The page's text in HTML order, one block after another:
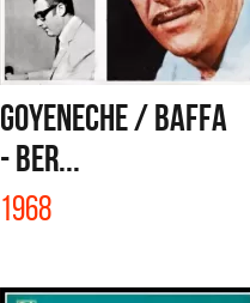
GOYENECHE / BAFFA
- BER...
1968